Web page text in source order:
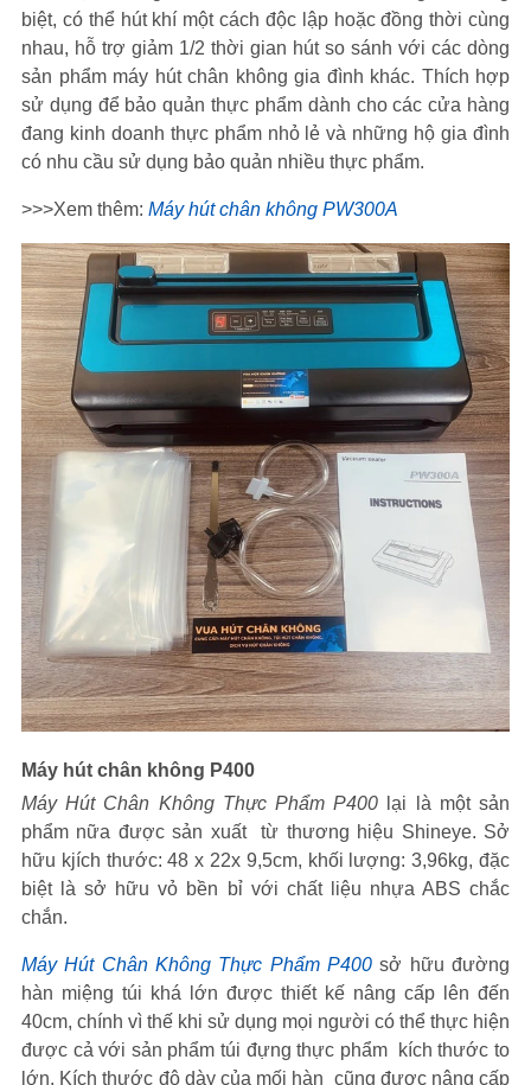
biệt, có thể hút khí một cách độc lập hoặc đồng thời cùng
nhau, hỗ trợ giảm 1/2 thời gian hút so sánh với các dòng
sản phẩm máy hút chân không gia đình khác. Thích hợp
sử dụng để bảo quản thực phẩm dành cho các cửa hàng
đang kinh doanh thực phẩm nhỏ lẻ và những hộ gia đình
có nhu cầu sử dụng bảo quản nhiều thực phẩm.
>>>Xem thêm: Máy hút chân không PW300A
Máy hút chân không P400
Máy Hút Chân Không Thực Phẩm P400 lại là một sản
phẩm nữa được sản xuất từ thương hiệu Shineye. Sở
hữu kjích thước: 48 x 22x 9,5cm, khối lượng: 3,96kg, đặc
biệt là sở hữu vỏ bền bỉ với chất liệu nhựa ABS chắc
chắn.
Máy Hút Chân Không Thực Phẩm P400 sở hữu đường
hàn miệng túi khá lớn được thiết kế nâng cấp lên đến
40cm, chính vì thế khi sử dụng mọi người có thể thực hiện
được cả với sản phẩm túi đựng thực phẩm kích thước to
lớn. Kích thước độ dày của mối hàn cũng được nâng cấp